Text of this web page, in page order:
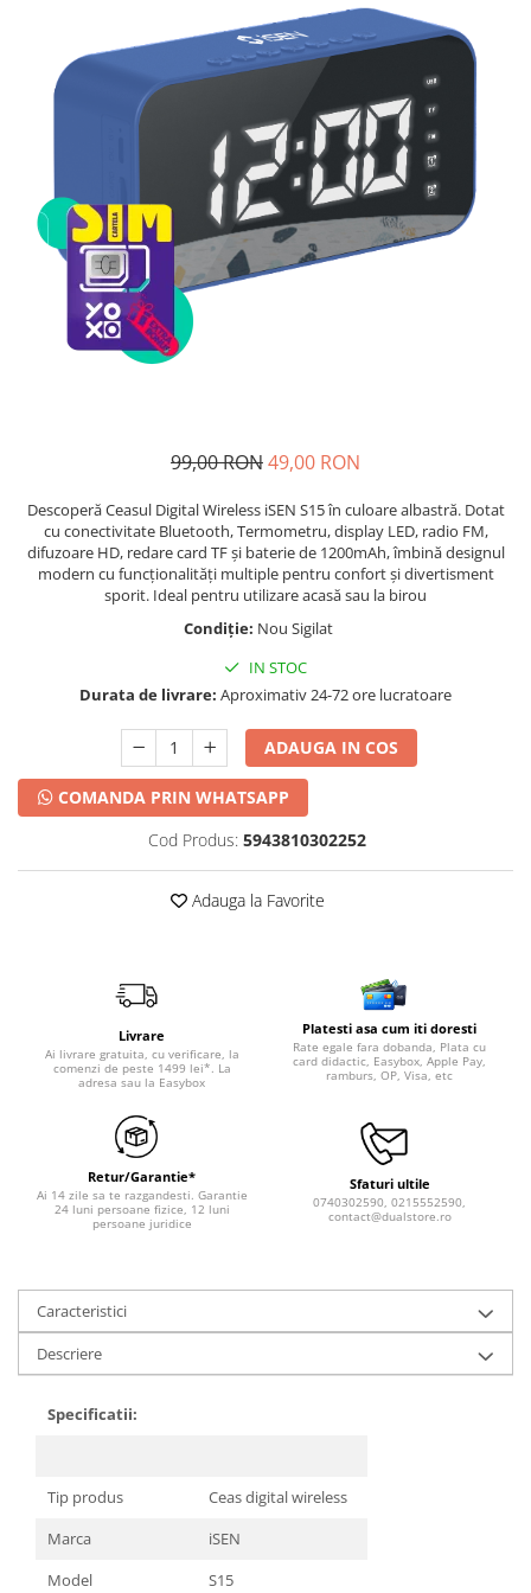
Telefoane mobile Cubot
Telefoane mobile Blackview
Telefoane mobile OSCAL
Telefoane mobile Fossibot
Telefoane mobile Lagenio
Telefoane mobile Samsung
Telefoane mobile iSEN
Telefoane mobile F150
Telefoane mobile HUAWEI
Telefoane mobile iHunt
Telefoane mobile Xiaomi
Telefoane mobile AGM
Telefoane mobile ALTE BRANDURI
99,00 RON49,00 RON
Descoperă Ceasul Digital Wireless iSEN S15 în culoare albastră. Dotat
cu conectivitate Bluetooth, Termometru, display LED, radio FM,
difuzoare HD, redare card TF și baterie de 1200mAh, îmbină designul
modern cu funcționalități multiple pentru confort și divertisment
sporit. Ideal pentru utilizare acasă sau la birou
Condiție: Nou Sigilat
IN STOC
Durata de livrare: Aproximativ 24-72 ore lucratoare
ADAUGA IN COS
COMANDA PRIN WHATSAPP
Cod Produs: 5943810302252
Adauga la Favorite
Livrare
Ai livrare gratuita, cu verificare, la
comenzi de peste 1499 lei*. La
adresa sau la Easybox
Platesti asa cum iti doresti
Rate egale fara dobanda, Plata cu
card didactic, Easybox, Apple Pay,
ramburs, OP, Visa, etc
Retur/Garantie*
Ai 14 zile sa te razgandesti. Garantie
24 luni persoane fizice, 12 luni
persoane juridice
Sfaturi ultile
0740302590, 0215552590,
contact@dualstore.ro
Caracteristici
Descriere
Specificatii:
Tip produs
Ceas digital wireless
Marca
iSEN
Model
S15